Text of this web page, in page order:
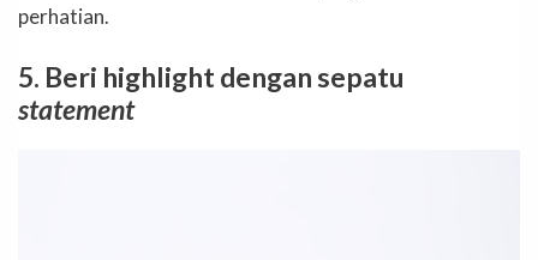
perhatian.
5. Beri highlight dengan sepatu
statement